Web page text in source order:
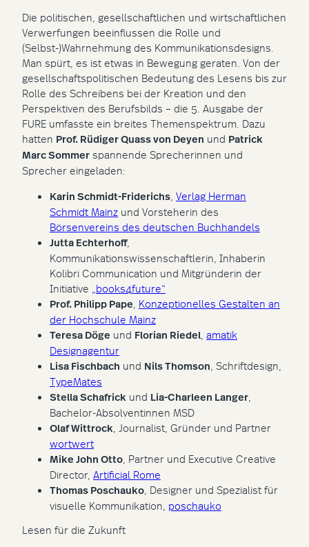
Die politischen, gesellschaftlichen und wirtschaftlichen
Verwerfungen beeinflussen die Rolle und
(Selbst-)Wahrnehmung des Kommunikationsdesigns.
Man spürt, es ist etwas in Bewegung geraten. Von der
gesellschaftspolitischen Bedeutung des Lesens bis zur
Rolle des Schreibens bei der Kreation und den
Perspektiven des Berufsbilds – die 5. Ausgabe der
FURE umfasste ein breites Themenspektrum. Dazu
hatten Prof. Rüdiger Quass von Deyen und Patrick
Marc Sommer spannende Sprecherinnen und
Sprecher eingeladen:
Karin Schmidt-Friderichs Verlag Herman
Schmidt Mainz und Vorsteherin des
Börsenvereins des deutschen Buchhandels
Jutta Echterhoff,
Kommunikationswissenschaftlerin, Inhaberin
Kolibri Communication und Mitgründerin der
Initiative „books4future“
Prof. Philipp Pape Konzeptionelles Gestalten an
der Hochschule Mainz
Teresa Döge und Florian Riedel amatik
Designagentur
Lisa Fischbach und Nils Thomson , Schriftdesign,
TypeMates
Stella Schafrick und Lia-Charleen Langer
Bachelor-Absolventinnen MSD
Olaf Wittrock , Journalist, Gründer und Partner
wortwert
Mike John Otto , Partner und Executive Creative
Director, Artificial Rome
Thomas Poschauko , Designer und Spezialist für
visuelle Kommunikation, poschauko
Lesen für die Zukunft